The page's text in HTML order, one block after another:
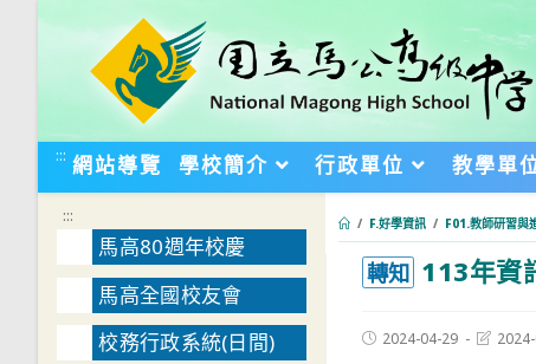
::: 網站導覽 學校簡介 行政單位 教學單
/ F.好學資訊 / F01.教師研習與
轉知 113年資
Post2024-04-29
Post
:::
馬高80週年校慶
馬高全國校友會
校務行政系統(日間)